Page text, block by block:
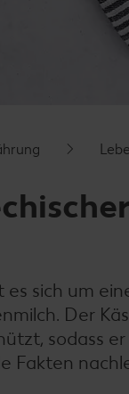
teilenteilen
sich um
Der
sodass
Fakten